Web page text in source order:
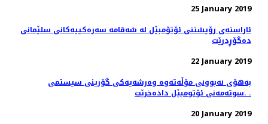
25 January 2019
ئاراسته‌ی رۆیشتنی ئۆتۆمبێل له‌ شه‌قامه‌ سه‌ره‌كییه‌كانی سلێمانی
ده‌گۆڕدرێت
22 January 2019
به‌هۆی نه‌بوونی مۆڵه‌ته‌وه‌ وه‌رشه‌یه‌كی گۆرینی سیستمی
سوته‌مه‌نی ئۆتومبێل داده‌خرێت. .
20 January 2019